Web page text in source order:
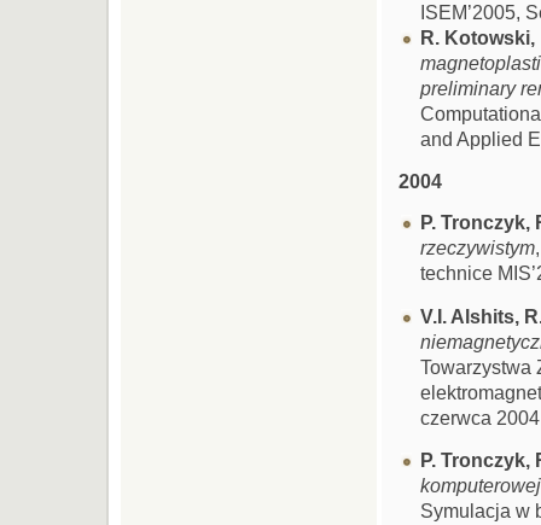
ISEM’2005,
R. Kotowski,
preliminary
and Applied
2004
P. Tronczyk,
rzeczywistym
technice
V.I. Alshits,
Towarzystwa
czerwca
P. Tronczyk,
Symulacja w